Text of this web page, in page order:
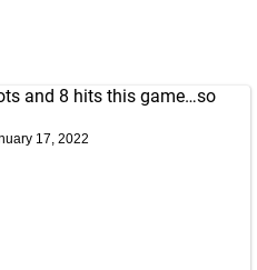
and 8 hits this game…so
17, 2022